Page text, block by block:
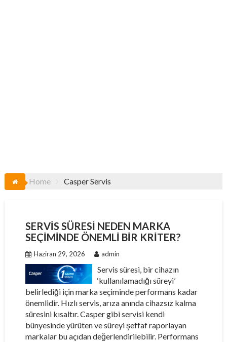
Home Casper Servis
SERVIS SÜRESI NEDEN MARKA
SEÇIMINDE ÖNEMLI BIR KRITER?
Haziran 29, 2026 admin
Servis süresi, bir cihazın
‘kullanılamadığı süreyi’
belirlediği için marka seçiminde performans kadar
önemlidir. Hızlı servis, arıza anında cihazsız kalma
süresini kısaltır. Casper gibi servisi kendi
bünyesinde yürüten ve süreyi şeffaf raporlayan
markalar bu açıdan değerlendirilebilir. Performans